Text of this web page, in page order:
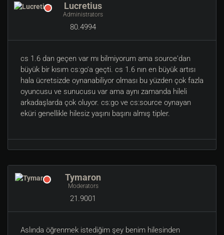
Lucretius
Administrators
80.4994
cs 1.6 dan geçen var mı bilmiyorum ama source'dan
büyük bir kısım cs:go'a geçti. cs 1.6 nın en büyük artısı
hala ücretsizde oynanabiliyor olması bu yüzden çok fazla
oyuncusu ve sunucusu var ama aynı zamanda hileli
arkadaşlarda çok oluyor. cs:go ve cs:source oynayan
eküri genellikle hilesiz yaşını başını almış tipler.
Tymaron
Moderators
21.9001
Aslında öğrenmek istediğim şey benim hilesinden